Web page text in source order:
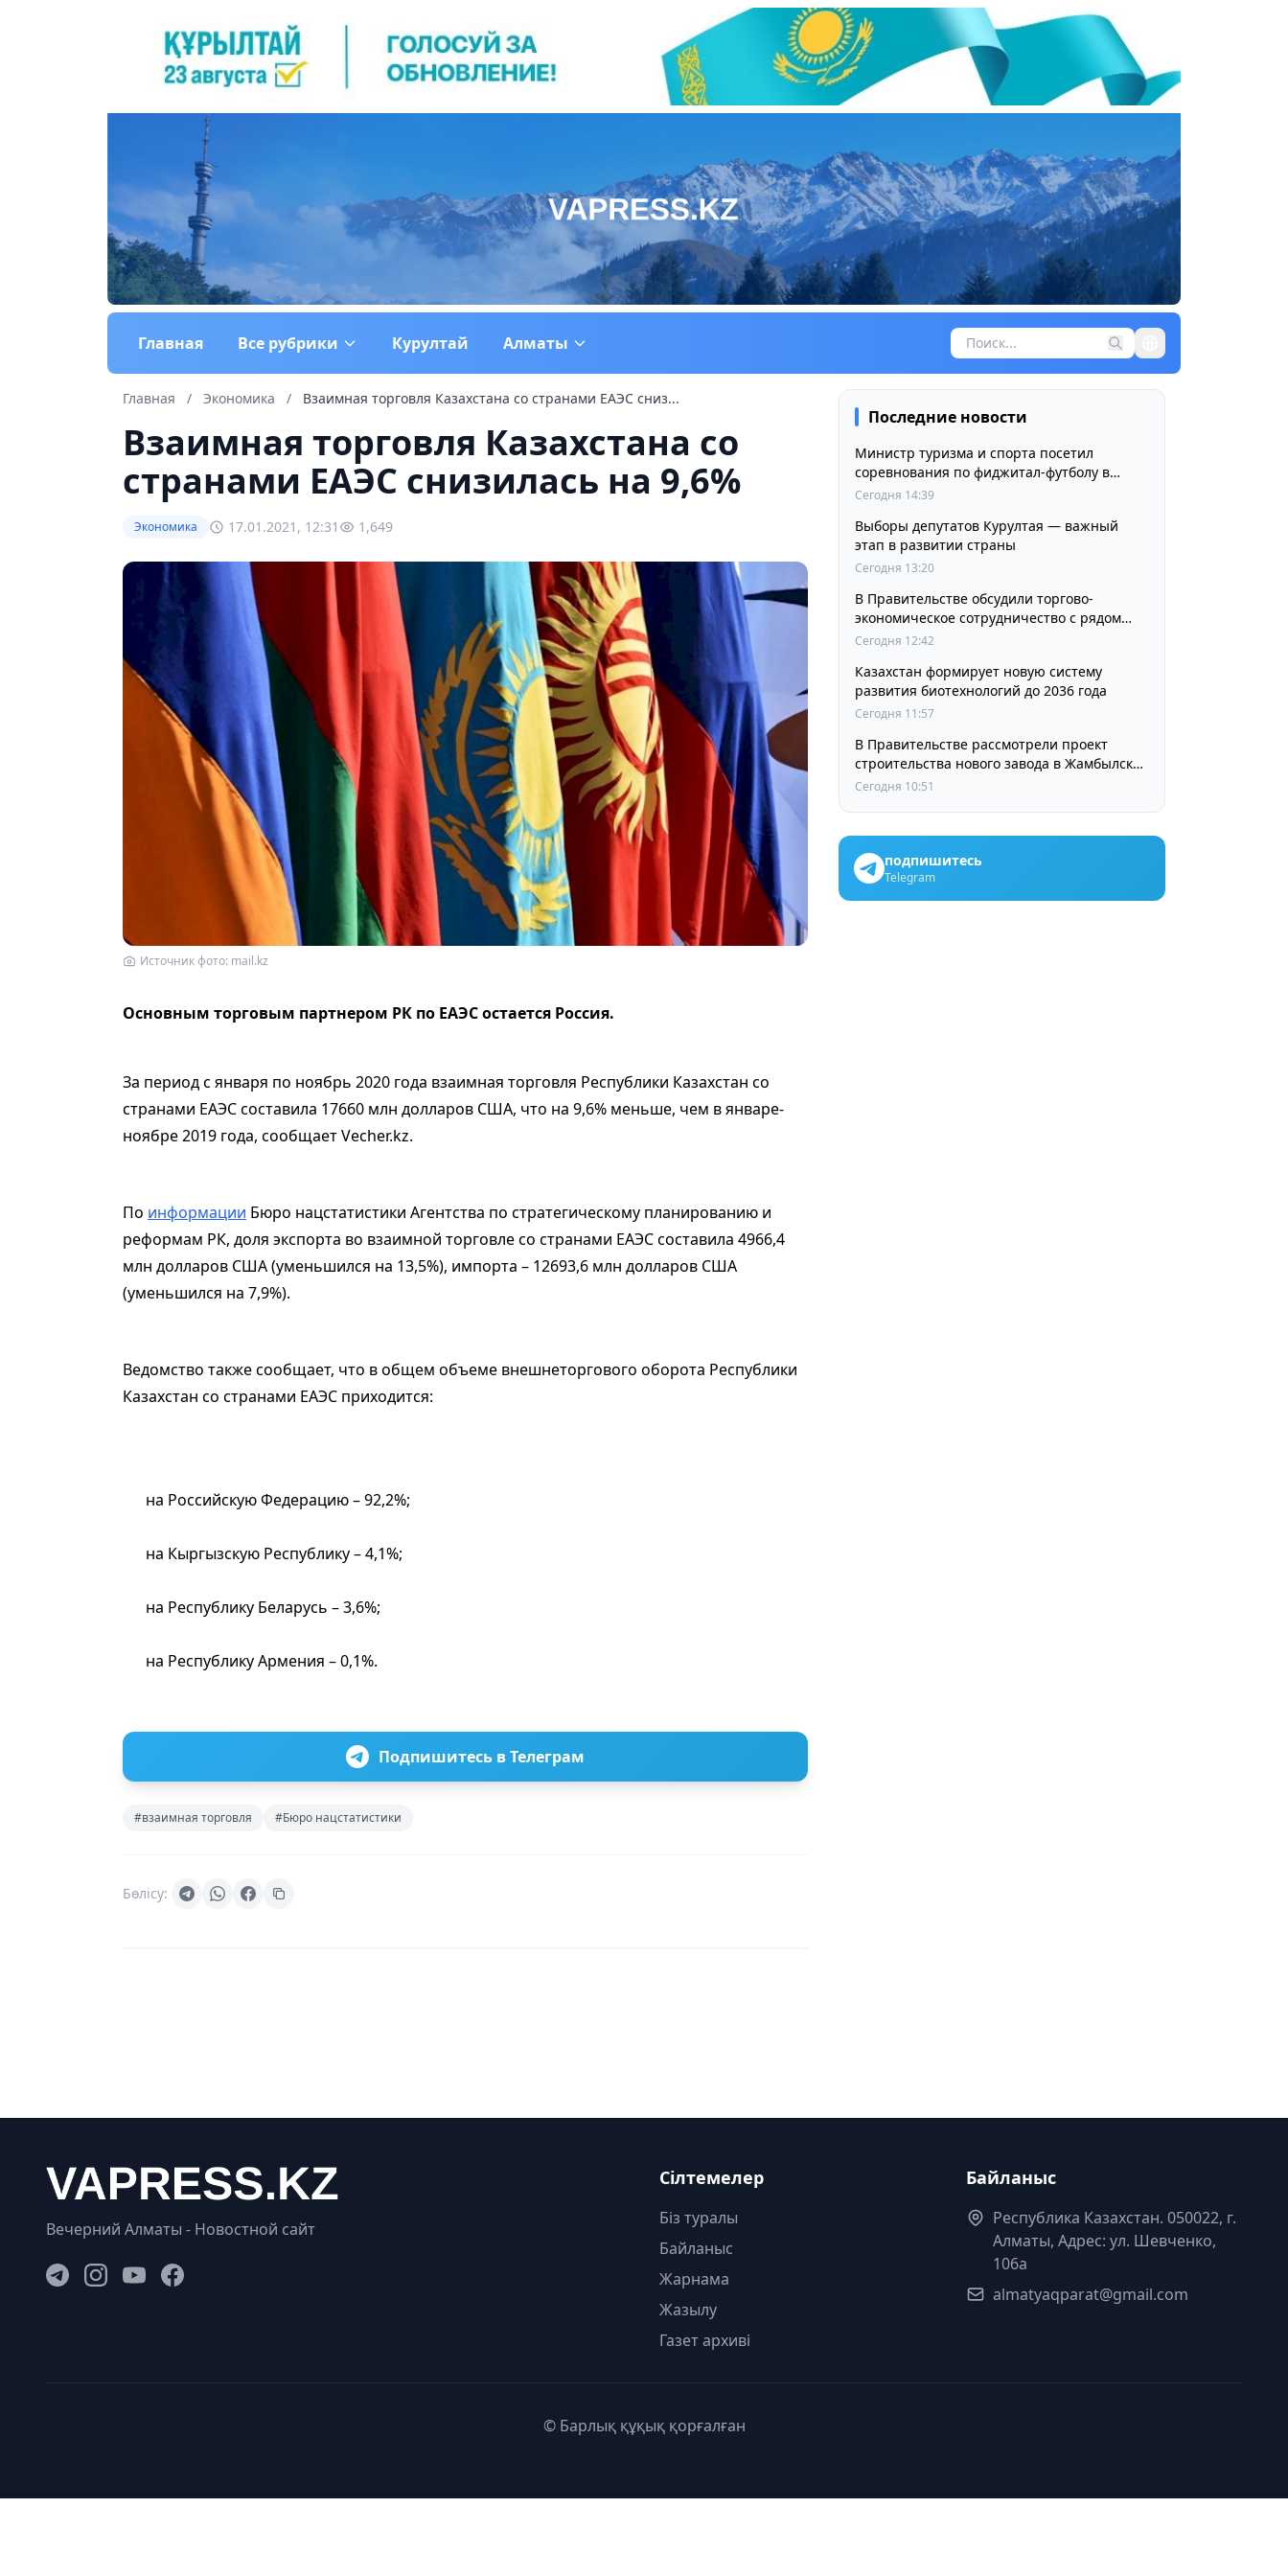
Главная Все рубрики Курултай Алматы
Главная / Экономика / Взаимная торговля Казахстана со странами ЕАЭС сниз...
Взаимная торговля Казахстана со
странами ЕАЭС снизилась на 9,6%
Экономика 17.01.2021, 12:31 1,649
Источник фото: mail.kz
Основным торговым партнером РК по ЕАЭС остается Россия.
За период с января по ноябрь 2020 года взаимная торговля Республики Казахстан со
странами ЕАЭС составила 17660 млн долларов США, что на 9,6% меньше, чем в январе-
ноябре 2019 года, сообщает Vecher.kz.
По информации Бюро нацстатистики Агентства по стратегическому планированию и
реформам РК, доля экспорта во взаимной торговле со странами ЕАЭС составила 4966,4
млн долларов США (уменьшился на 13,5%), импорта – 12693,6 млн долларов США
(уменьшился на 7,9%).
Ведомство также сообщает, что в общем объеме внешнеторгового оборота Республики
Казахстан со странами ЕАЭС приходится:
на Российскую Федерацию – 92,2%;
на Кыргызскую Республику – 4,1%;
на Республику Беларусь – 3,6%;
на Республику Армения – 0,1%.
Подпишитесь в Телеграм
#взаимная торговля #Бюро нацстатистики
Бөлісу:
Последние новости
Министр туризма и спорта посетил
соревнования по фиджитал-футболу в
рамках «Игр Будущего 2026»
Сегодня 14:39
Выборы депутатов Курултая — важный
этап в развитии страны
Сегодня 13:20
В Правительстве обсудили торгово-
экономическое сотрудничество с рядом
стран
Сегодня 12:42
Казахстан формирует новую систему
развития биотехнологий до 2036 года
Сегодня 11:57
В Правительстве рассмотрели проект
строительства нового завода в Жамбылской
области
Сегодня 10:51
подпишитесь
Telegram
Вечерний Алматы - Новостной сайт
Сілтемелер
Біз туралы
Байланыс
Жарнама
Жазылу
Газет архиві
Байланыс
Республика Казахстан. 050022, г.
Алматы, Адрес: ул. Шевченко,
106а
almatyaqparat@gmail.com
© Барлық құқық қорғалған